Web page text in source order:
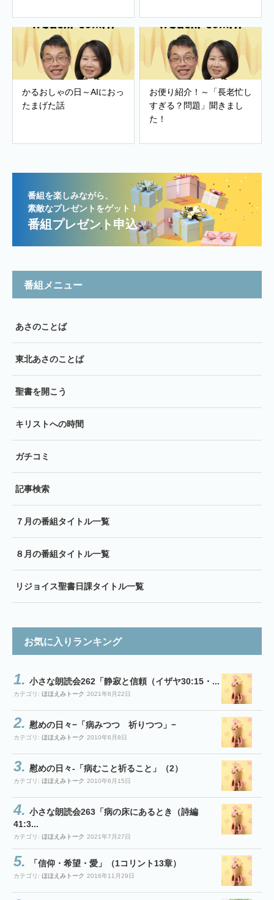
かるおしゃの日～AIにおっ
たまげた話
お便り紹介！～「長老忙し
すぎる？問題」聞きまし
た！
番組を楽しみながら、
素敵なプレゼントをゲット！
番組プレゼント申込
番組メニュー
あさのことば
東北あさのことば
聖書を開こう
キリストへの時間
ガチコミ
記事検索
７月の番組タイトル一覧
８月の番組タイトル一覧
リジョイス聖書日課タイトル一覧
お気に入りランキング
小さな朗読会262「静寂と信頼（イザヤ30:15・...
カテゴリ: ほほえみトーク 2021年6月22日
慰めの日々−「病みつつ 祈りつつ」−
カテゴリ: ほほえみトーク 2010年6月8日
慰めの日々-「病むこと祈ること」（2）
カテゴリ: ほほえみトーク 2010年6月15日
小さな朗読会263「病の床にあるとき（詩編
41:3...
カテゴリ: ほほえみトーク 2021年7月27日
「信仰・希望・愛」（1コリント13章）
カテゴリ: ほほえみトーク 2016年11月29日